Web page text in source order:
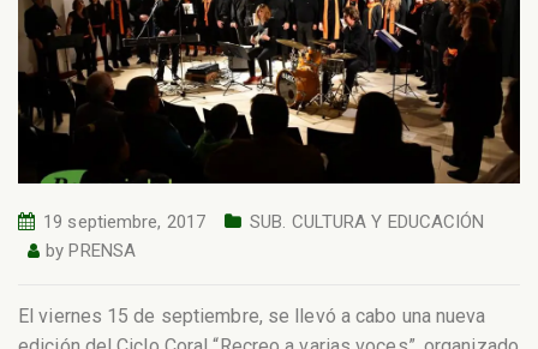
19 septiembre, 2017
SUB. CULTURA Y EDUCACIÓN
byPRENSA
El viernes 15 de septiembre, se llevó a cabo una nueva